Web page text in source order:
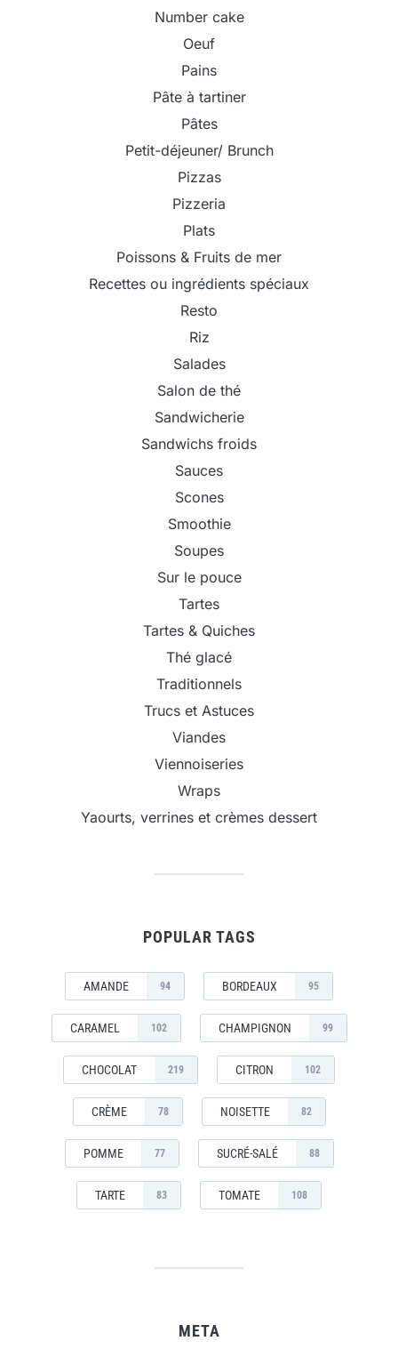
Number cake
Oeuf
Pains
Pâte à tartiner
Pâtes
Petit-déjeuner/ Brunch
Pizzas
Pizzeria
Plats
Poissons & Fruits de mer
Recettes ou ingrédients spéciaux
Resto
Riz
Salades
Salon de thé
Sandwicherie
Sandwichs froids
Sauces
Scones
Smoothie
Soupes
Sur le pouce
Tartes
Tartes & Quiches
Thé glacé
Traditionnels
Trucs et Astuces
Viandes
Viennoiseries
Wraps
Yaourts, verrines et crèmes dessert
POPULAR TAGS
AMANDE 94 BORDEAUX 95
CARAMEL 102 CHAMPIGNON 99
CHOCOLAT 219 CITRON 102
CRÈME 78 NOISETTE 82
POMME 77 SUCRÉ-SALÉ 88
TARTE 83 TOMATE 108
META